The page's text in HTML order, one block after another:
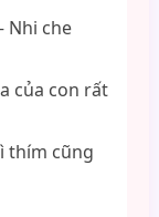
Nhi che
của con rất
thím cũng